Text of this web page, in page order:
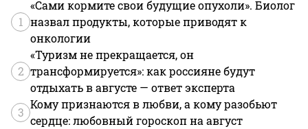
1
«Сами кормите свои будущие опухоли». Биолог
назвал продукты, которые приводят к
онкологии
2
«Туризм не прекращается, он
трансформируется»: как россияне будут
отдыхать в августе — ответ эксперта
3
Кому признаются в любви, а кому разобьют
сердце: любовный гороскоп на август